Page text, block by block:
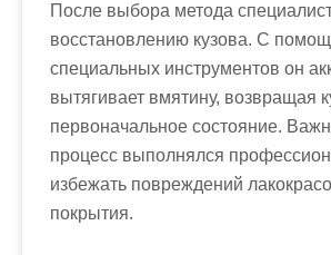
После выбора метода
восстановлению кузова. С
специальных инструментов он
вытягивает вмятину, возвращая
первоначальное состояние.
процесс выполнялся
избежать повреждений
покрытия.